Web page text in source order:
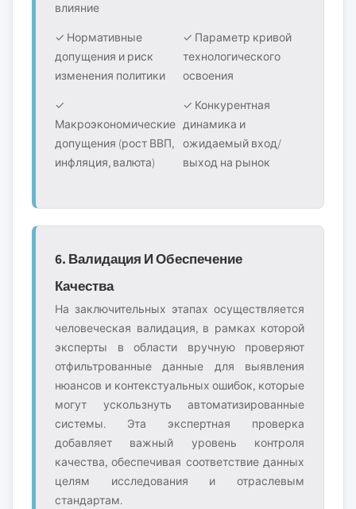
влияние
✓ Нормативные
допущения и риск
изменения политики
✓ Параметр кривой
технологического
освоения
✓
Макроэкономические
допущения (рост ВВП,
инфляция, валюта)
✓ Конкурентная
динамика и
ожидаемый вход/
выход на рынок
6. Валидация И Обеспечение
Качества
На заключительных этапах осуществляется
человеческая валидация, в рамках которой
эксперты в области вручную проверяют
отфильтрованные данные для выявления
нюансов и контекстуальных ошибок, которые
могут ускользнуть автоматизированные
системы. Эта экспертная проверка
добавляет важный уровень контроля
качества, обеспечивая соответствие данных
целям исследования и отраслевым
стандартам.